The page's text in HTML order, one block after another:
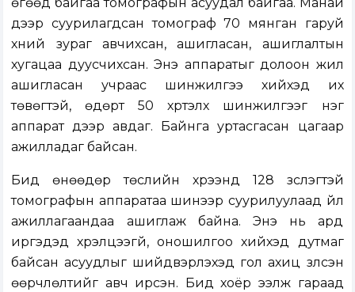
өгөөд байгаа томографын асуудал байгаа. Манай
дээр суурилагдсан томограф 70 мянган гаруй
хүний зураг авчихсан, ашигласан, ашиглалтын
хугацаа дуусчихсан. Энэ аппаратыг долоон жил
ашигласан учраас шинжилгээ хийхэд их
төвөгтэй, өдөрт 50 хүртэлх шинжилгээг нэг
аппарат дээр авдаг. Байнга уртасгасан цагаар
ажилладаг байсан.
Бид өнөөдөр төслийн хүрээнд 128 зүслэгтэй
томографын аппаратаа шинээр суурилуулаад үйл
ажиллагаандаа ашиглаж байна. Энэ нь ард
иргэдэд хүрэлцээгүй, оношилгоо хийхэд дутмаг
байсан асуудлыг шийдвэрлэхэд гол ахиц үзүүлсэн
өөрчлөлтийг авч ирсэн. Бид хоёр ээлж гараад